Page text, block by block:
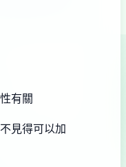
有關
見得可以加